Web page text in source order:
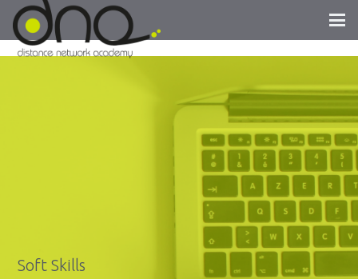
Soft Skills